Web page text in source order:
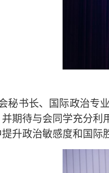
秘书长、国际政治专
期待与会同学充分利
升政治敏感度和国际